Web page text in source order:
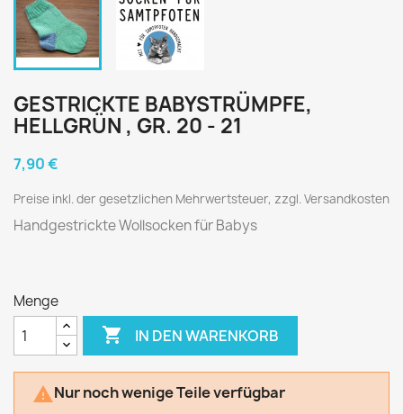
GESTRICKTE BABYSTRÜMPFE,
HELLGRÜN , GR. 20 - 21
7,90 €
Preise inkl. der gesetzlichen Mehrwertsteuer, zzgl. Versandkosten
Handgestrickte Wollsocken für Babys
Menge
 IN DEN WARENKORB
Nur noch wenige Teile verfügbar